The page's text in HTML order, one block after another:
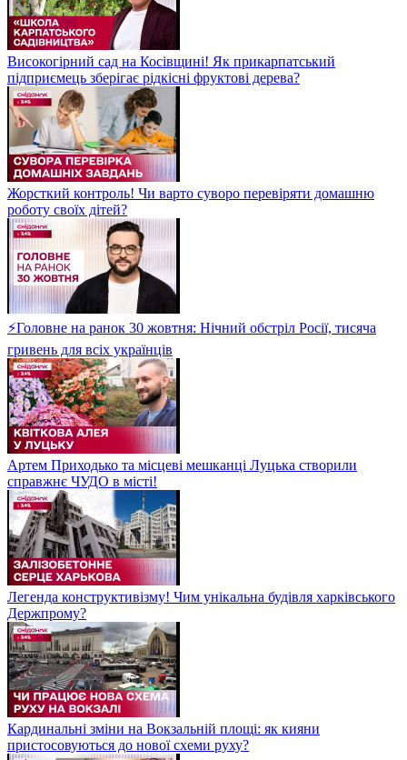
Високогірний сад на Косівщині! Як прикарпатський
підприємець зберігає рідкісні фруктові дерева?
Жорсткий контроль! Чи варто суворо перевіряти домашню
роботу своїх дітей?
⚡Головне на ранок 30 жовтня: Нічний обстріл Росії, тисяча
гривень для всіх українців
Артем Приходько та місцеві мешканці Луцька створили
справжнє ЧУДО в місті!
Легенда конструктивізму! Чим унікальна будівля харківського
Держпрому?
Кардинальні зміни на Вокзальній площі: як кияни
пристосовуються до нової схеми руху?